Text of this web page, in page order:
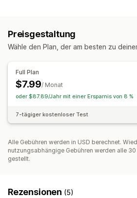
Marketing und Vertrieb
Kaufverfolgung
Bildmaterial und Berichte
Analyse-Dashboard
Preisgestaltung
Wähle den Plan, der am besten zu
Full Plan
$7.99/ Monat
oder $87.89/Jahr mit einer Ersparnis von 8 %
7-tägiger kostenloser Test
Alle Gebühren werden in USD berechnet.
nutzungsabhängige Gebühren werden alle
gestellt.
Rezensionen (5)